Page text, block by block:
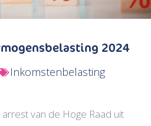
2024
Inkomstenbelasting
van de Hoge Raad uit